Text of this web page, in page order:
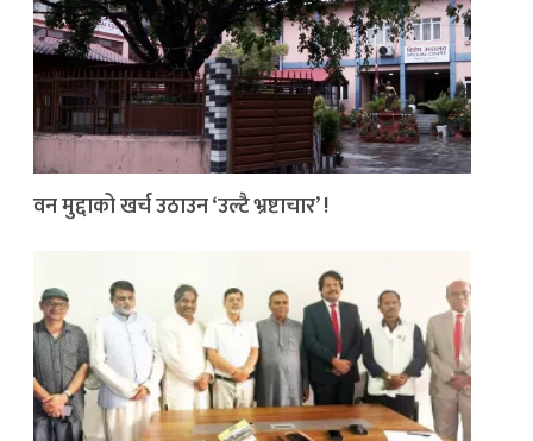
वन मुद्दाको खर्च उठाउन ‘उल्टै भ्रष्टाचार’ !